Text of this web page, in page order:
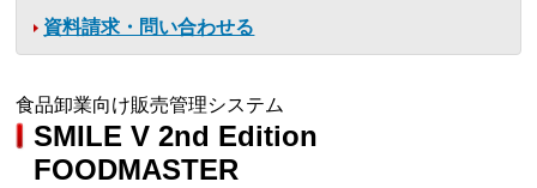
資料請求・問い合わせる
食品卸業向け販売管理システム
SMILE V 2nd Edition
FOODMASTER